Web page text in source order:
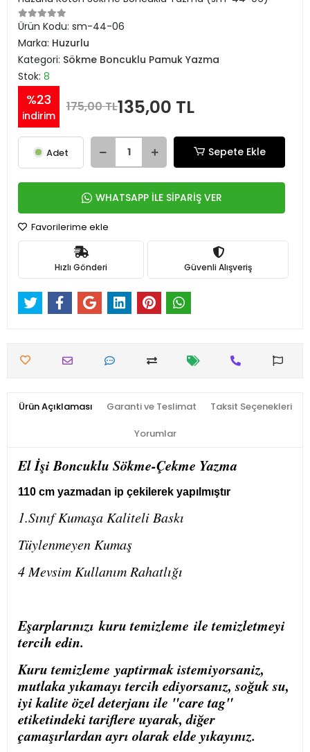
Ürün Kodu: sm-44-06
Marka: Huzurlu
Kategori: Sökme Boncuklu Pamuk Yazma
Stok: 8
%23
indirim
175,00 TL135,00 TL
Adet Sepete Ekle
WHATSAPP İLE SİPARİŞ VER
Favorilerime ekle
Hızlı Gönderi Güvenli Alışveriş
Ürün Açıklaması Garanti ve Teslimat Taksit Seçenekleri
Yorumlar
El İşi Boncuklu Sökme-Çekme Yazma
110 cm yazmadan ip çekilerek yapılmıştır
1.Sınıf Kumaşa Kaliteli Baskı
Tüylenmeyen Kumaş
4 Mevsim Kullanım Rahatlığı
Eşarplarınızıkuru temizleme ile temizletmeyi
tercih edin.
Kuru temizleme yaptirmak istemiyorsaniz,
mutlaka yıkamayı tercih ediyorsanız, soğuk su,
iyi kalite özel deterjanı ile "care tag"
etiketindeki tariflere uyarak, diğer
çamaşırlardan ayrı olarak elde yıkayınız.